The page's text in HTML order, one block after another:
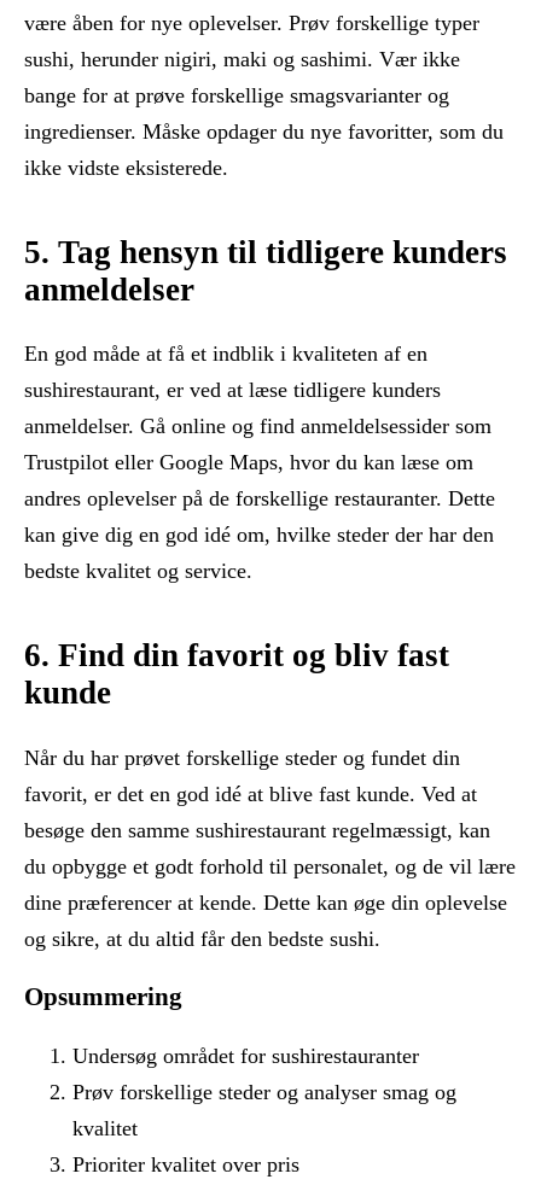
være åben for nye oplevelser. Prøv forskellige typer
sushi, herunder nigiri, maki og sashimi. Vær ikke
bange for at prøve forskellige smagsvarianter og
ingredienser. Måske opdager du nye favoritter, som du
ikke vidste eksisterede.
5. Tag hensyn til tidligere kunders
anmeldelser
En god måde at få et indblik i kvaliteten af en
sushirestaurant, er ved at læse tidligere kunders
anmeldelser. Gå online og find anmeldelsessider som
Trustpilot eller Google Maps, hvor du kan læse om
andres oplevelser på de forskellige restauranter. Dette
kan give dig en god idé om, hvilke steder der har den
bedste kvalitet og service.
6. Find din favorit og bliv fast
kunde
Når du har prøvet forskellige steder og fundet din
favorit, er det en god idé at blive fast kunde. Ved at
besøge den samme sushirestaurant regelmæssigt, kan
du opbygge et godt forhold til personalet, og de vil lære
dine præferencer at kende. Dette kan øge din oplevelse
og sikre, at du altid får den bedste sushi.
Opsummering
Undersøg området for sushirestauranter
Prøv forskellige steder og analyser smag og
kvalitet
Prioriter kvalitet over pris